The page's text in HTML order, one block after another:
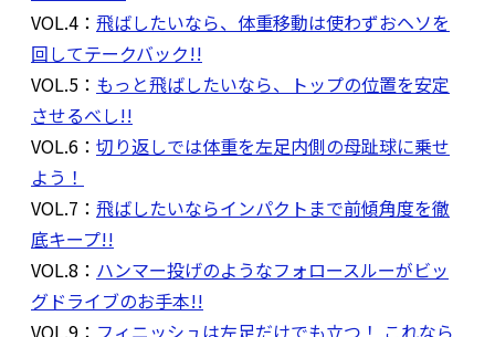
VOL.4： 飛ばしたいなら、体重移動は使わずおヘソを
回してテークバック!!
VOL.5： もっと飛ばしたいなら、トップの位置を安定
させるべし!!
VOL.6： 切り返しでは体重を左足内側の母趾球に乗せ
よう！
VOL.7： 飛ばしたいならインパクトまで前傾角度を徹
底キープ!!
VOL.8： ハンマー投げのようなフォロースルーがビッ
グドライブのお手本!!
VOL.9： フィニッシュは左足だけでも立つ！ これなら